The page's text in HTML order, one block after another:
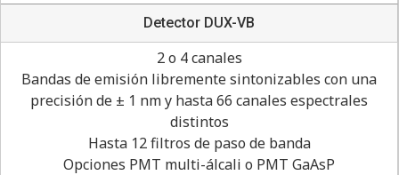
Detector DUX-VB
2 o 4 canales
Bandas de emisión libremente sintonizables con una
precisión de ± 1 nm y hasta 66 canales espectrales
distintos
Hasta 12 filtros de paso de banda
Opciones PMT multi-álcali o PMT GaAsP